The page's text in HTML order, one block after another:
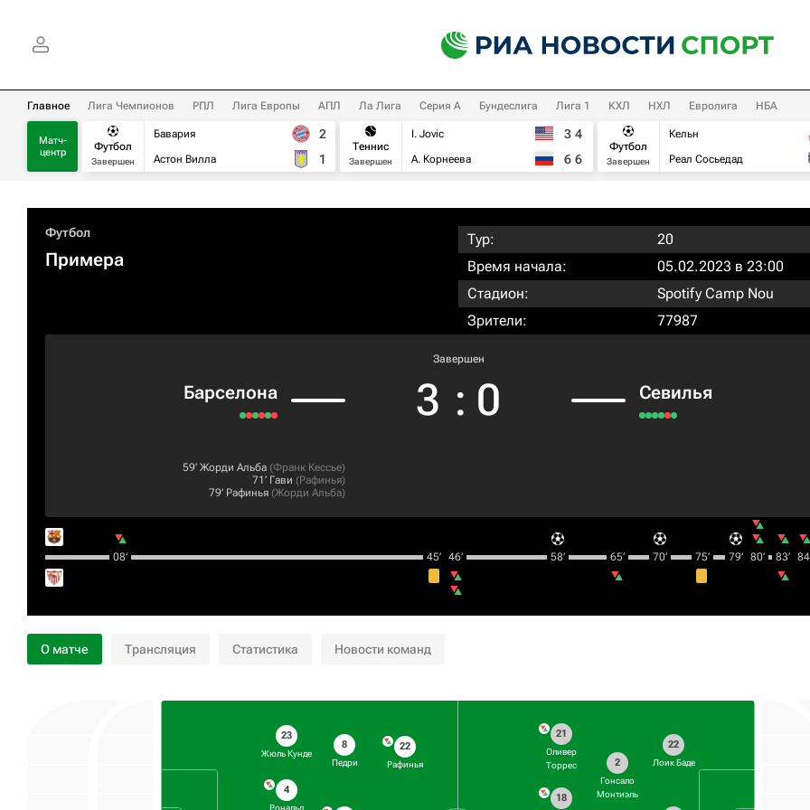
Главное Лига Чемпионов РПЛ Лига Европы АПЛ Ла Лига Серия А Бундеслига Лига 1 КХЛ НХЛ Евролига НБА
Матч-
центр
Футбол
Завершен
Бавария
Астон Вилла
2
1
Теннис
Завершен
I. Jovic
А. Корнеева
3 4
6 6
Футбол
Завершен
Кельн
Реал Сосьедад
Футбол
Примера
Тур:
20
Время начала:
05.02.2023 в 23:00
Стадион:
Spotify Camp Nou
Зрители:
77987
Барселона
Завершен
3 : 0 Севилья
59‎’‎ Жорди Альба (Франк Кессье)
71‎’‎ Гави (Рафинья)
79‎’‎ Рафинья (Жорди Альба)
08‎’‎ 45‎’‎ 46‎’‎ 58‎’‎ 65‎’‎ 70‎’‎ 75‎’‎ 79‎’‎ 80‎’‎ 83‎’‎
О матче Трансляция Статистика Новости команд
23
Жюль Кунде
4
Рональд
8
Педри
22
Рафинья
22
Лоик Баде
2
Гонсало
Монтиэль
21
Оливер
Торрес
18